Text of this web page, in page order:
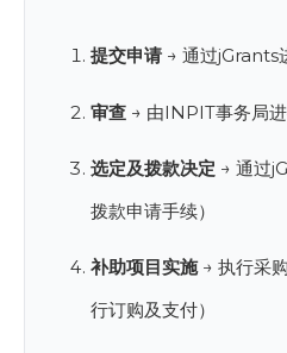
提交申请 → 通过jGrants
审查 → 由INPIT事务局
选定及拨款决定 → 通过
拨款申请手续）
补助项目实施→ 执行采
行订购及支付）